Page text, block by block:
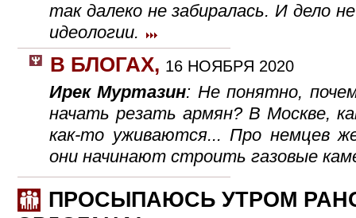
так далеко не забиралась. И дело
идеологии.
В БЛОГАХ, 16 НОЯБРЯ 2020
Ирек Муртазин: Не понятно,
начать резать армян? В Москве,
как-то уживаются... Про немцев
они начинают строить газовые
ПРОСЫПАЮСЬ УТРОМ